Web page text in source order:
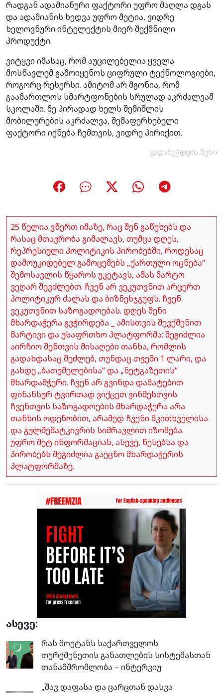
რადგან ადამიანური ფაქტორი უფრო მაღლა დგას
და ადამიანის ხედვა უფრო მეტია, ვიდრე
ხელოვნური ინტელექტის მიერ შექმნილი
პროდუქტი.
ვიტყვი იმასაც, რომ აუცილებელია ყველა
მოსწავლემ გამოიყენოს ციფრული ტექნოლოგიები,
როგორც რესურსი. ამიტომ არ მგონია, რომ
გაამართლოს სმარტფონების სრულად აკრძალვამ
სკოლაში. მე პირადად ხელს შემიშლის
მობილურების აკრძალვა, შემაფერხებელი
ფაქტორი იქნება ჩემთვის, ვიდრე პირიქით.
გადაბეჭდვის წესი
25 წელია ვწერთ იმაზე, რაც შენ გაწუხებს და
რასაც მთავრობა გიმალავს, თუმცა დღეს,
რეპრესიული პოლიტიკის პირობებში, როდესაც
დამოუკიდებელ გამოცემებს „ქართული ოცნება“
შემოსავლის წყაროს უკეტავს, ამას მარტო
ვეღარ შევძლებთ. ჩვენ არ ვეკუთვნით არცერთ
პოლიტიკურ ძალას და ბიზნესჯგუფს. ჩვენ
ვეკუთვნით საზოგადოებას. დღეს შენი
მხარდაჭერა გვჭირდება _ ამისთვის შევქმენით
მარტივი და უსაფრთხო პლატფორმა: შეგიძლია
აირჩიო შენთვის მისაღები თანხა, რომლის
გადახდასაც შეძლებ, თუნდაც თვეში 1 ლარი, და
გახდე „ბათუმელებისა“ და „ნეტგაზეთის“
მხარდამჭერი. ჩვენ არ გვინდა დამატებით
ფინანსურ ტვირთად ვიქცეთ ვინმესთვის.
ჩვენთვის საზოგადოების მხარდაჭერა არა
თანხის ოდენობით, არამედ ჩვენი მკითხველისა
და გულშემატკივრის სიმრავლით იზომება.
უფრო მეტ ინფორმაციას, ასევე, წესებსა და
პირობებს შეგიძლია გაეცნო მხარდაჭერის
პლატფორმაზე.
ასევე:
რას მოუტანს საქართველოს
თურქმენეთის განათლების სისტემასთან
თანამშრომლობა – ინტერვიუ
„შავ დაფასა და ცარცთან დასვა